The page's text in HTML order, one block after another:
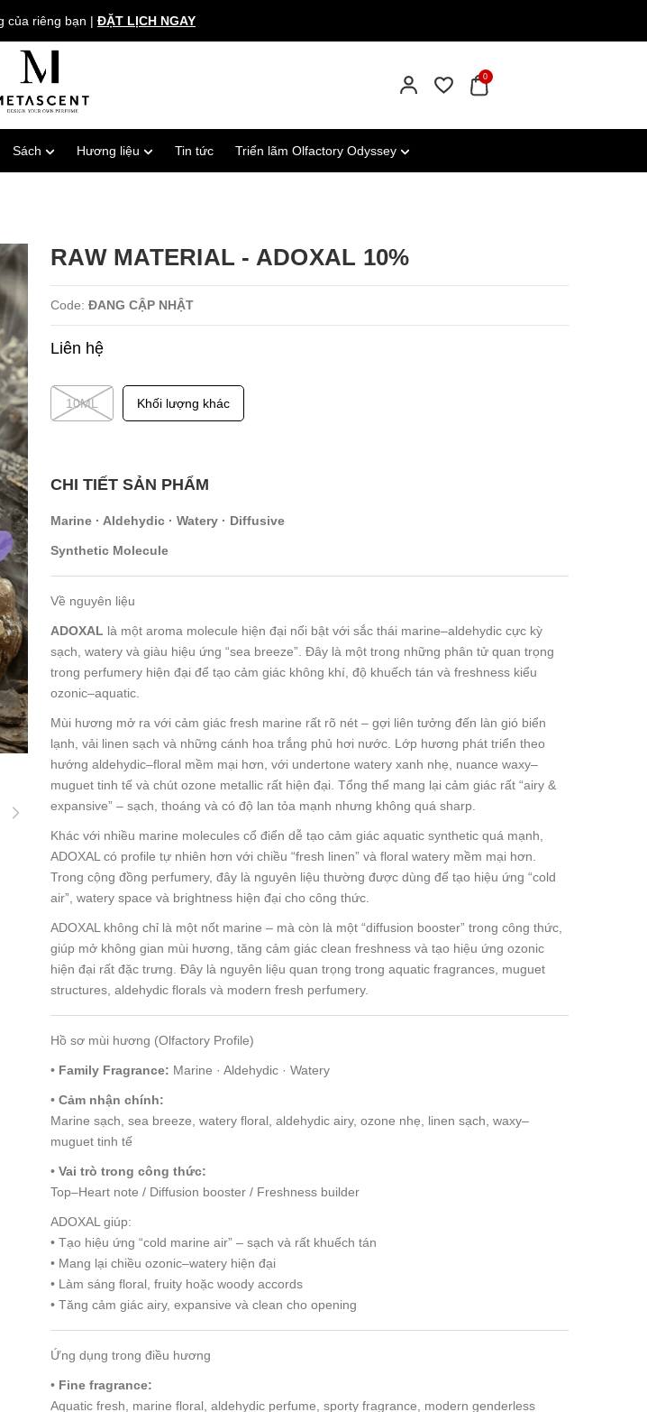
của riêng bạn | ĐẶT LỊCH NGAY
0
Sách Hương liệu Tin tức Triển lãm Olfactory Odyssey
RAW MATERIAL - ADOXAL 10%
Code: ĐANG CẬP NHẬT
Liên hệ
10ML Khối lượng khác
CHI TIẾT SẢN PHẨM
Marine · Aldehydic · Watery · Diffusive
Synthetic Molecule
Về nguyên liệu
ADOXAL là một aroma molecule hiện đại nổi bật với sắc thái marine–aldehydic cực kỳ
sạch, watery và giàu hiệu ứng “sea breeze”. Đây là một trong những phân tử quan trọng
trong perfumery hiện đại để tạo cảm giác không khí, độ khuếch tán và freshness kiểu
ozonic–aquatic.
Mùi hương mở ra với cảm giác fresh marine rất rõ nét – gợi liên tưởng đến làn gió biển
lạnh, vải linen sạch và những cánh hoa trắng phủ hơi nước. Lớp hương phát triển theo
hướng aldehydic–floral mềm mại hơn, với undertone watery xanh nhẹ, nuance waxy–
muguet tinh tế và chút ozone metallic rất hiện đại. Tổng thể mang lại cảm giác rất “airy &
expansive” – sạch, thoáng và có độ lan tỏa mạnh nhưng không quá sharp.
Khác với nhiều marine molecules cổ điển dễ tạo cảm giác aquatic synthetic quá mạnh,
ADOXAL có profile tự nhiên hơn với chiều “fresh linen” và floral watery mềm mại hơn.
Trong cộng đồng perfumery, đây là nguyên liệu thường được dùng để tạo hiệu ứng “cold
air”, watery space và brightness hiện đại cho công thức.
ADOXAL không chỉ là một nốt marine – mà còn là một “diffusion booster” trong công thức,
giúp mở không gian mùi hương, tăng cảm giác clean freshness và tạo hiệu ứng ozonic
hiện đại rất đặc trưng. Đây là nguyên liệu quan trọng trong aquatic fragrances, muguet
structures, aldehydic florals và modern fresh perfumery.
Hồ sơ mùi hương (Olfactory Profile)
• Family Fragrance: Marine · Aldehydic · Watery
• Cảm nhận chính:
Marine sạch, sea breeze, watery floral, aldehydic airy, ozone nhẹ, linen sạch, waxy–
muguet tinh tế
• Vai trò trong công thức:
Top–Heart note / Diffusion booster / Freshness builder
ADOXAL giúp:
• Tạo hiệu ứng “cold marine air” – sạch và rất khuếch tán
• Mang lại chiều ozonic–watery hiện đại
• Làm sáng floral, fruity hoặc woody accords
• Tăng cảm giác airy, expansive và clean cho opening
Ứng dụng trong điều hương
• Fine fragrance:
Aquatic fresh, marine floral, aldehydic perfume, sporty fragrance, modern genderless